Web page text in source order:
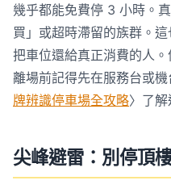
幾乎都能免費停 3 小時。
買」或超時滯留的族群。
把車位還給真正消費的人
離場前記得先在服務台或
牌辨識停車場全攻略〉了解
尖峰避雷：別停頂